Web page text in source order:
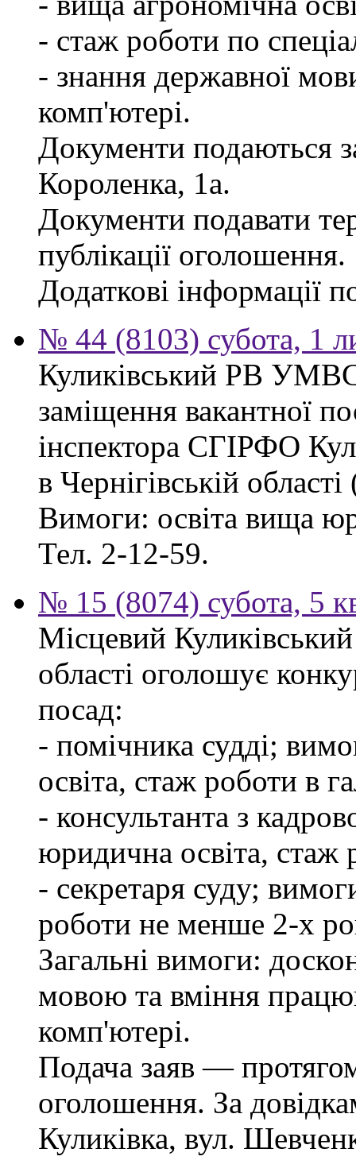
- стаж роботи по
- знання державної
комп'ютері.
Документи подаються
Короленка, 1а.
Документи подавати
публікації оголошення.
Додаткові інформації
№ 44 (8103) субота, 1
Куликівський РВ
заміщення вакантної
інспектора СГІРФО
в Чернігівській
Вимоги: освіта вища
Тел. 2-12-59.
№ 15 (8074) субота, 5
Місцевий
області оголошує
посад:
- помічника судді;
освіта, стаж роботи в
- консультанта з
юридична освіта, стаж
- секретаря суду;
роботи не менше 2-х
Загальні вимоги:
мовою та вміння
комп'ютері.
Подача заяв —
оголошення. За
Куликівка, вул.